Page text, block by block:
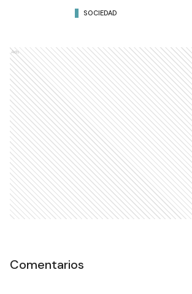
SOCIEDAD
Ads
Comentarios